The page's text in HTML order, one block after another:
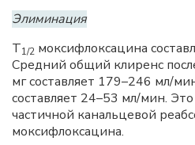
Элиминация
T1/2 моксифлоксацина
Средний общий клиренс
мг составляет 179–246 мл/
составляет 24–53 мл/мин.
частичной канальцевой
моксифлоксацина.